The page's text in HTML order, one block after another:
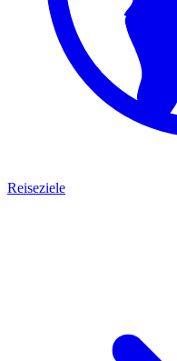
Reiseziele